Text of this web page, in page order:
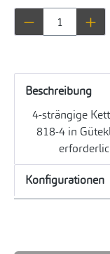
Produkt
Beschreibung
4-strängige
818-4 in
Konfigurationen